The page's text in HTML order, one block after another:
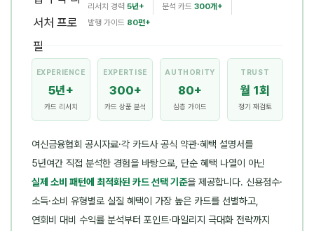
리서치 경력 5년+ 분석 카드 300개+
발행 가이드 80편+
EXPERIENCE
5년+
카드 리서치
EXPERTISE
300+
카드 상품 분석
AUTHORITY
80+
심층 가이드
TRUST
월 1회
정기 재검토
여신금융협회 공시자료·각 카드사 공식 약관·혜택 설명서를
5년여간 직접 분석한 경험을 바탕으로, 단순 혜택 나열이 아닌
실제 소비 패턴에 최적화된 카드 선택 기준을 제공합니다. 신용점수·
소득·소비 유형별로 실질 혜택이 가장 높은 카드를 선별하고,
연회비 대비 수익률 분석부터 포인트·마일리지 극대화 전략까지